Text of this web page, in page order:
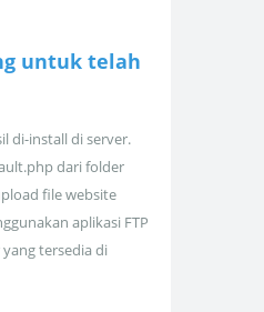
untuk telah
di-install di server.
dari folder
file website
aplikasi FTP
tersedia di